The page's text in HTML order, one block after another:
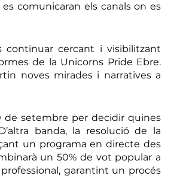
comunicaran els canals on es
continuar cercant i visibilitzant
de la Unicorns Pride Ebre.
noves mirades i narratives a
setembre per decidir quines
banda, la resolució de la
un programa en directe des
un 50% de vot popular a
garantint un procés